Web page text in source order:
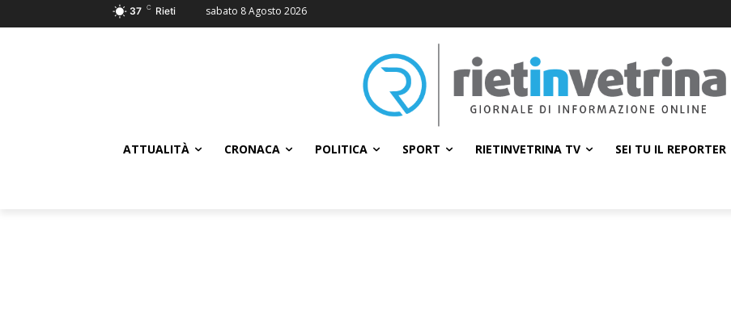
37 C Rieti sabato 8 Agosto 2026
ATTUALITÀ CRONACA POLITICA SPORT RIETINVETRINA TV SEI TU IL REPORTER